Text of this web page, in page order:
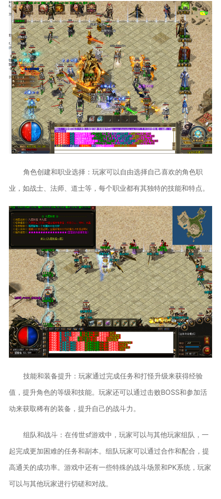
角色创建和职业选择：玩家可以自由选择自己喜欢的角色职
业，如战士、法师、道士等，每个职业都有其独特的技能和特点。
技能和装备提升：玩家通过完成任务和打怪升级来获得经验
值，提升角色的等级和技能。玩家还可以通过击败BOSS和参加活
动来获取稀有的装备，提升自己的战斗力。
组队和战斗：在传世sf游戏中，玩家可以与其他玩家组队，一
起完成更加困难的任务和副本。组队玩家可以通过合作和配合，提
高通关的成功率。游戏中还有一些特殊的战斗场景和PK系统，玩家
可以与其他玩家进行切磋和对战。